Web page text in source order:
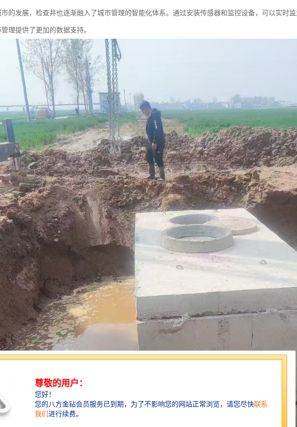
市的发展，检查井也逐渐融入了城市管理的智能化体系。通过安装传感器和监控设备，可以实时
理提供了更加的数据支持。